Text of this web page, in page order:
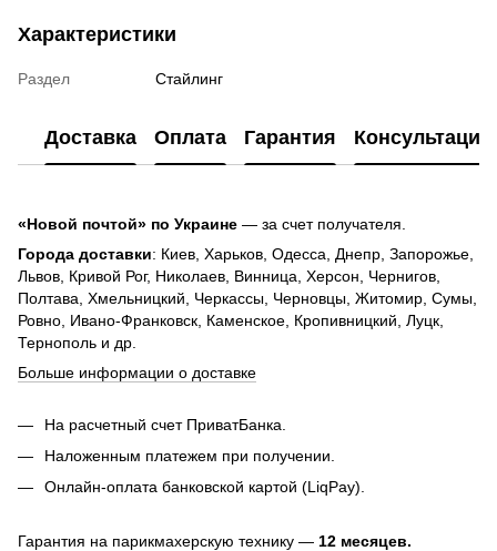
Характеристики
Раздел Стайлинг
Доставка Оплата Гарантия Консультация
«Новой почтой» по Украине — за счет получателя.
Города доставки: Киев, Харьков, Одесса, Днепр, Запорожье,
Львов, Кривой Рог, Николаев, Винница, Херсон, Чернигов,
Полтава, Хмельницкий, Черкассы, Черновцы, Житомир, Сумы,
Ровно, Ивано-Франковск, Каменское, Кропивницкий, Луцк,
Тернополь и др.
Больше информации о доставке
На расчетный счет ПриватБанка.
Наложенным платежем при получении.
Онлайн-оплата банковской картой (LiqPay).
Гарантия на парикмахерскую технику — 12 месяцев.